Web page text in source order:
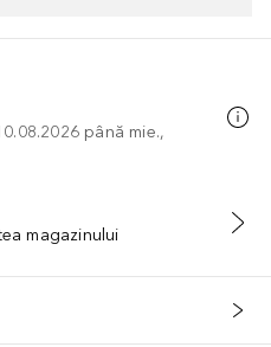
până mie.,
ÎN COŞ
magazinului